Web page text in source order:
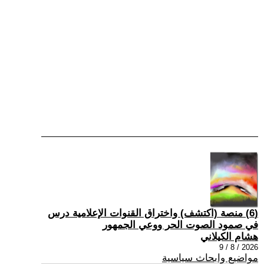
(6) منصة (اكتشف) واختراق القنوات الإعلامية درس
في صمود الصوت الحر ووعي الجمهور
هشام الكيلاني
2026 / 8 / 9
مواضيع وابحاث سياسية